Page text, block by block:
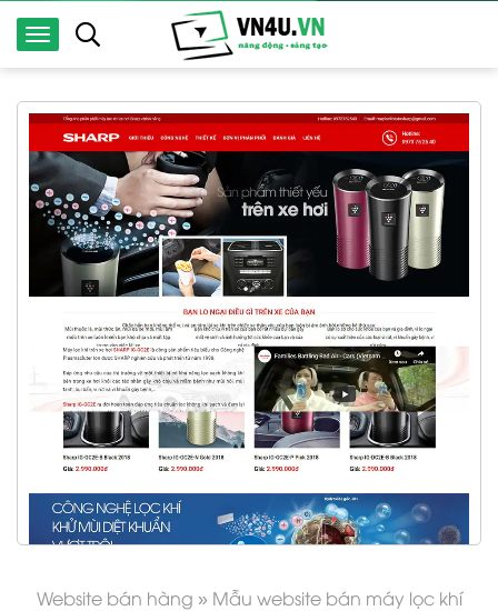
Website bán hàng » Mẫu website bán máy lọc khí